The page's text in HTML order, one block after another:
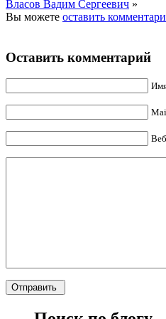
Власов Вадим Сергеевич »
Вы можете оставить
Оставить комментарий